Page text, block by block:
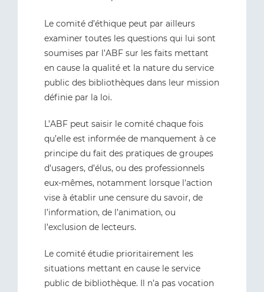
Le comité d’éthique peut par ailleurs
examiner toutes les questions qui lui sont
soumises par l’ABF sur les faits mettant
en cause la qualité et la nature du service
public des bibliothèques dans leur mission
définie par la loi.
L’ABF peut saisir le comité chaque fois
qu’elle est informée de manquement à ce
principe du fait des pratiques de groupes
d’usagers, d’élus, ou des professionnels
eux-mêmes, notamment lorsque l'action
vise à établir une censure du savoir, de
l’information, de l’animation, ou
l’exclusion de lecteurs.
Le comité étudie prioritairement les
situations mettant en cause le service
public de bibliothèque. Il n’a pas vocation